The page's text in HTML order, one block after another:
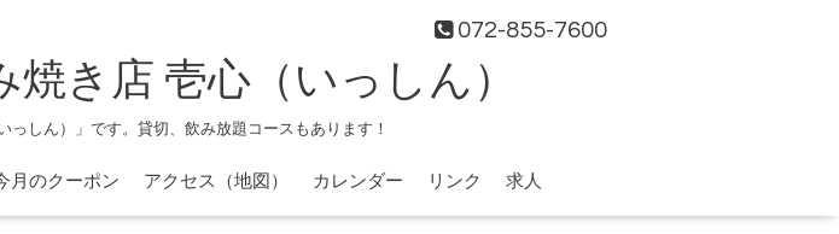
072-855-7600
き店 壱心（いっしん）
しん）」です。貸切、飲み放題コースもあります！
月のクーポン アクセス（地図） カレンダー リンク 求人